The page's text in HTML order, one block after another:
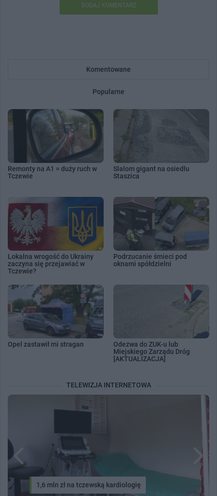
DODAJ KOMENTARZ
Komentowane
Popularne
Remonty na A1 = duży ruch w
Tczewie
Slalom gigant na osiedlu
Staszica
Lokalna wrogość do Ukrainy
zaczyna się przejawiać w
Tczewie?
Podrzucanie śmieci pod
oknami spółdzielni
Opel zastawił mi stragan
Odezwa do ZUK-u lub
Miejskiego Zarządu Dróg
[AKTUALIZACJA]
TELEWIZJA INTERNETOWA
1,6 mln zł na tczewską kardiologię